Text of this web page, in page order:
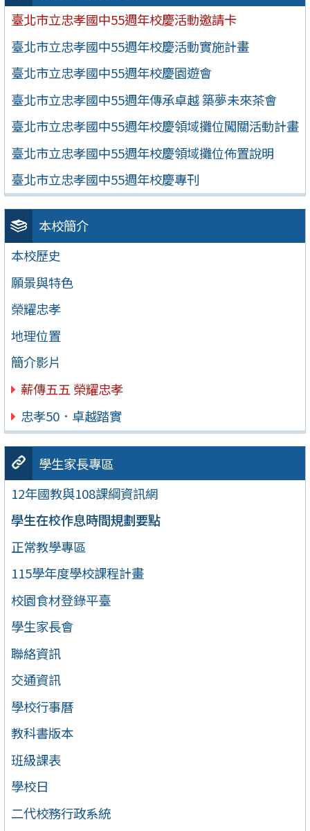
臺北市立忠孝國中55週年校慶活動邀請卡
臺北市立忠孝國中55週年校慶活動實施計畫
臺北市立忠孝國中55週年校慶園遊會
臺北市立忠孝國中55週年傳承卓越 築夢未來茶會
臺北市立忠孝國中55週年校慶領域攤位闖關活動計畫
臺北市立忠孝國中55週年校慶領域攤位佈置說明
臺北市立忠孝國中55週年校慶專刊
本校簡介
本校歷史
願景與特色
榮耀忠孝
地理位置
簡介影片
薪傳五五 榮耀忠孝
忠孝50．卓越踏實
學生家長專區
12年國教與108課綱資訊網
學生在校作息時間規劃要點
正常教學專區
115學年度學校課程計畫
校園食材登錄平臺
學生家長會
聯絡資訊
交通資訊
學校行事曆
教科書版本
班級課表
學校日
二代校務行政系統